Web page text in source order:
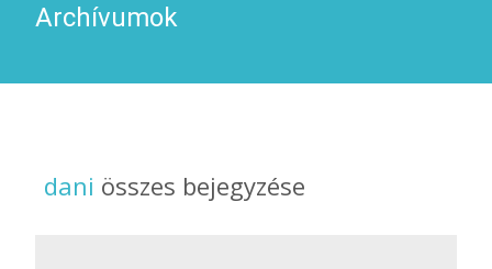
Archívumok
dani összes bejegyzése